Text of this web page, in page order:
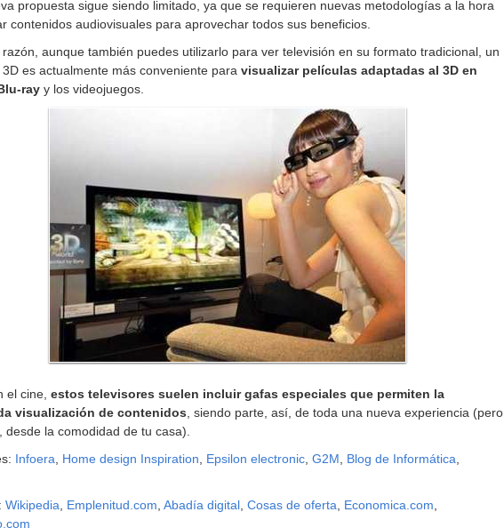
propuesta sigue siendo limitado, ya que se requieren nuevas metodologías a la hora
contenidos audiovisuales para aprovechar todos sus beneficios.
razón, aunque también puedes utilizarlo para ver televisión en su formato tradicional, un
es actualmente más conveniente para visualizar películas adaptadas al 3D en
ray y los videojuegos.
el cine, estos televisores suelen incluir gafas especiales que permiten la
visualización de contenidos , siendo parte, así, de toda una nueva experiencia (pero
desde la comodidad de tu casa).
Infoera Home design Inspiration Epsilon electronic, G2M Blog de Informática
Wikipedia Emplenitud.com Abadía digital, Cosas de oferta Economica.com